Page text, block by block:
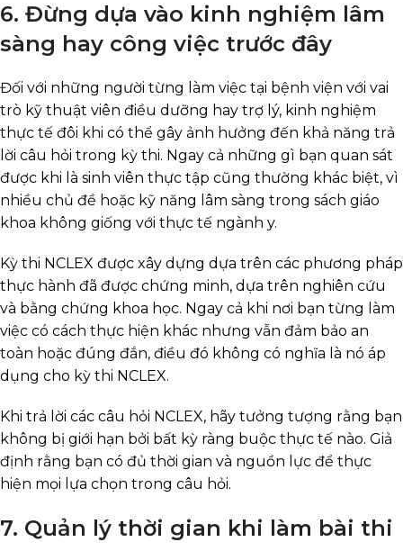
6. Đừng dựa vào kinh nghiệm lâm
sàng hay công việc trước đây
Đối với những người từng làm việc tại bệnh viện với vai
trò kỹ thuật viên điều dưỡng hay trợ lý, kinh nghiệm
thực tế đôi khi có thể gây ảnh hưởng đến khả năng trả
lời câu hỏi trong kỳ thi. Ngay cả những gì bạn quan sát
được khi là sinh viên thực tập cũng thường khác biệt, vì
nhiều chủ đề hoặc kỹ năng lâm sàng trong sách giáo
khoa không giống với thực tế ngành y.
Kỳ thi NCLEX được xây dựng dựa trên các phương pháp
thực hành đã được chứng minh, dựa trên nghiên cứu
và bằng chứng khoa học. Ngay cả khi nơi bạn từng làm
việc có cách thực hiện khác nhưng vẫn đảm bảo an
toàn hoặc đúng đắn, điều đó không có nghĩa là nó áp
dụng cho kỳ thi NCLEX.
Khi trả lời các câu hỏi NCLEX, hãy tưởng tượng rằng bạn
không bị giới hạn bởi bất kỳ ràng buộc thực tế nào. Giả
định rằng bạn có đủ thời gian và nguồn lực để thực
hiện mọi lựa chọn trong câu hỏi.
7. Quản lý thời gian khi làm bài thi